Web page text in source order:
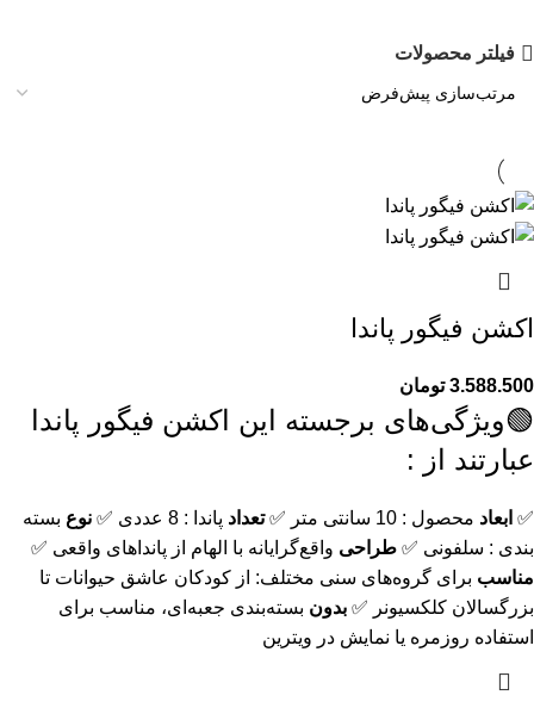
فیلتر محصولات
اکشن فیگور پاندا
3.588.500 تومان
🟢ویژگی‌های برجسته این اکشن فیگور پاندا
عبارتند از :
✅ ابعاد محصول : 10 سانتی متر ✅ تعداد پاندا : 8 عددی ✅ نوع بسته
بندی : سلفونی ✅ طراحی واقع‌گرایانه با الهام از پانداهای واقعی ✅
مناسب برای گروه‌های سنی مختلف: از کودکان عاشق حیوانات تا
بزرگسالان کلکسیونر ✅ بدون بسته‌بندی جعبه‌ای، مناسب برای
استفاده روزمره یا نمایش در ویترین